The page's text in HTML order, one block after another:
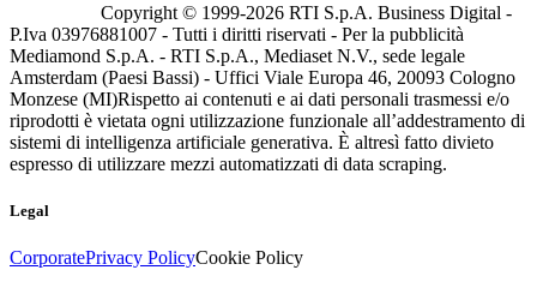
Copyright © 1999-2026 RTI S.p.A. Business Digital -
P.Iva 03976881007 - Tutti i diritti riservati - Per la pubblicità
Mediamond S.p.A. - RTI S.p.A., Mediaset N.V., sede legale
Amsterdam (Paesi Bassi) - Uffici Viale Europa 46, 20093 Cologno
Monzese (MI)Rispetto ai contenuti e ai dati personali trasmessi e/o
riprodotti è vietata ogni utilizzazione funzionale all’addestramento di
sistemi di intelligenza artificiale generativa. È altresì fatto divieto
espresso di utilizzare mezzi automatizzati di data scraping.
Legal
CorporatePrivacy PolicyCookie Policy